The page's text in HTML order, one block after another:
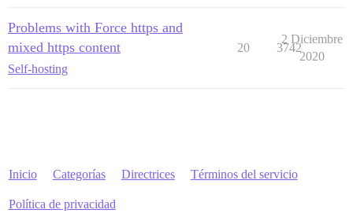
Problems with Force https and
mixed https content
Self-hosting
20 3742
2 Diciembre
2020
Inicio Categorías Directrices Términos del servicio
Política de privacidad